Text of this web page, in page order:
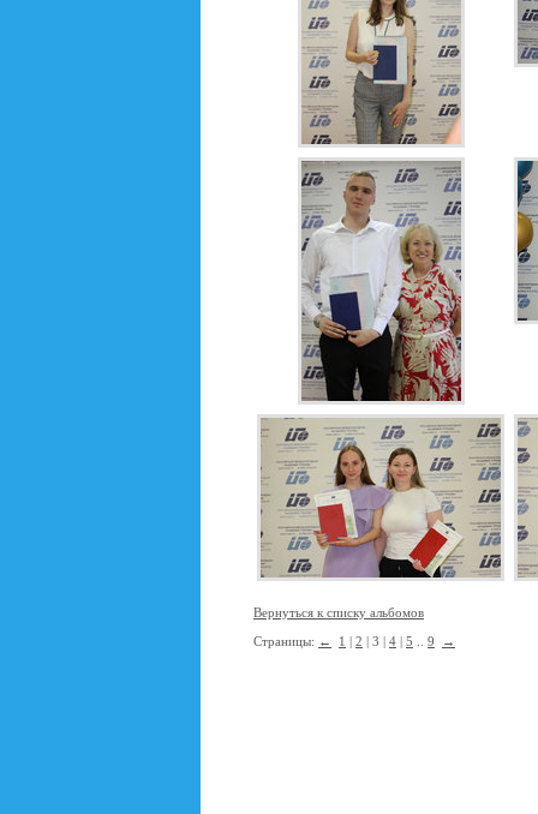
Вернуться к списку альбомов
Страницы: ← 1 | 2 | 3 | 4 | 5 9 →